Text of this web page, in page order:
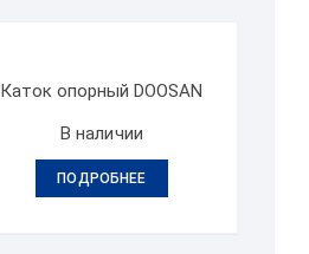
Каток опорный DOOSAN
В наличии
ПОДРОБНЕЕ